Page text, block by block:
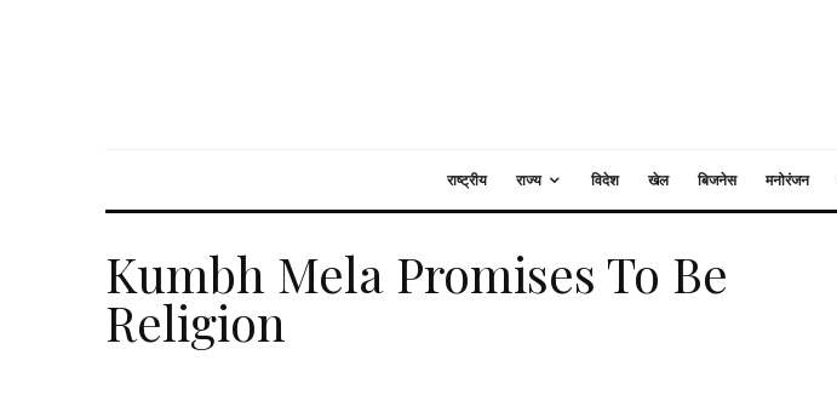
राष्ट्रीय राज्य विदेश खेल बिजनेस मनोरंजन
Kumbh Mela Promises To Be
Religion